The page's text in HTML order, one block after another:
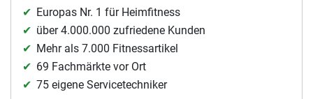
Europas Nr. 1 für Heimfitness
über 4.000.000 zufriedene Kunden
Mehr als 7.000 Fitnessartikel
69 Fachmärkte vor Ort
75 eigene Servicetechniker